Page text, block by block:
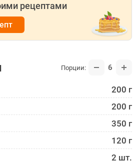
рецептами
Порции: 6
200 г
200 г
350 г
120 г
2 шт.